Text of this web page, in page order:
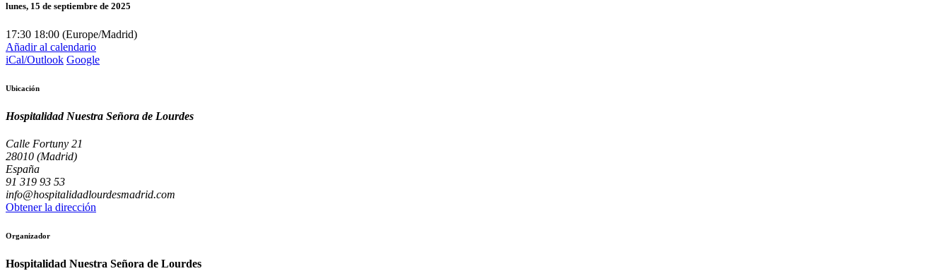
lunes, 15 de septiembre de 2025
17:30 18:00 (Europe/Madrid)
Añadir al calendario
iCal/Outlook Google
Ubicación
Hospitalidad Nuestra Señora de Lourdes
Calle Fortuny 21
28010 (Madrid)
España
91 319 93 53
info@hospitalidadlourdesmadrid.com
Obtener la dirección
Organizador
Hospitalidad Nuestra Señora de Lourdes